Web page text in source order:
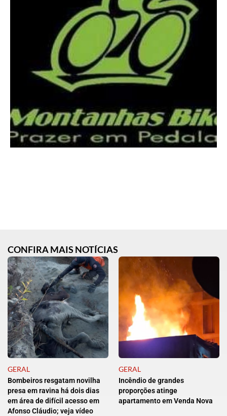
CONFIRA MAIS NOTÍCIAS
GERAL
Bombeiros resgatam novilha
presa em ravina há dois dias
em área de difícil acesso em
Afonso Cláudio; veja vídeo
GERAL
Incêndio de grandes
proporções atinge
apartamento em Venda Nova